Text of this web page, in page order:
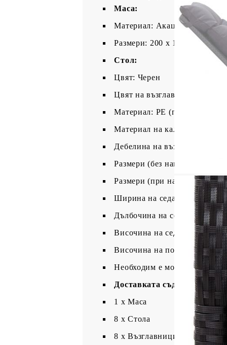
Маса:
Материал: Акациево дърво
Размери: 200 х 100 х 74 см
Стол:
Цвят: Черен
Цвят на възглавницата:
Материал: PE
Материал на калъфа на
Дебелина на възглавницата:
Размери (без наклон): 57 x
Размери (при наклон): 57 x
Ширина на седалката: 47 см
Дълбочина на седалката: 53
Височина на седалката от
Височина на подлакътника
Необходим е монтаж
Доставката съдържа:
1 х Маса
8 x Стола
8 x Възглавници за сядане